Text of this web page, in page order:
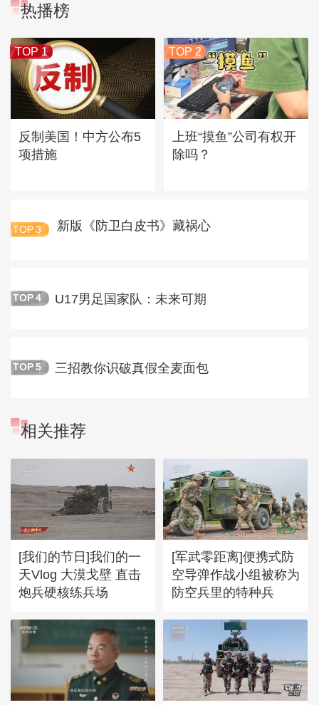
热播榜
TOP 1
反制美国！中方公布5
项措施
TOP 2
上班“摸鱼”公司有权开
除吗？
TOP 3 新版《防卫白皮书》藏祸心
TOP 4 U17男足国家队：未来可期
TOP 5 三招教你识破真假全麦面包
相关推荐
[我们的节日]我们的一
天Vlog 大漠戈壁 直击
炮兵硬核练兵场
[军武零距离]便携式防
空导弹作战小组被称为
防空兵里的特种兵